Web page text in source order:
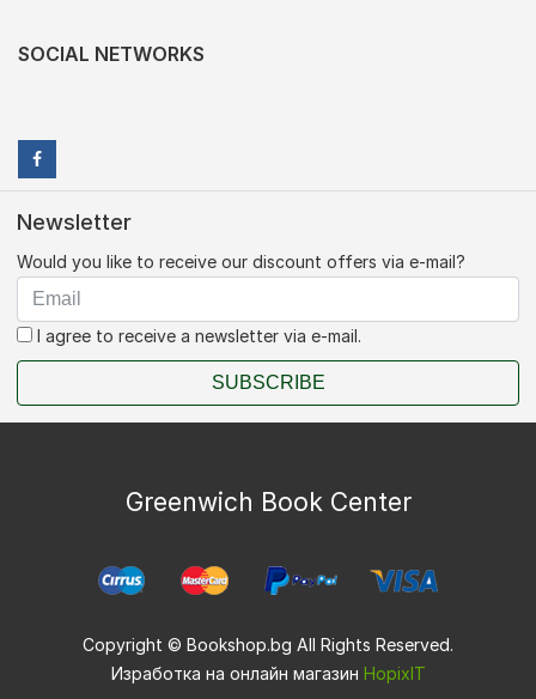
SOCIAL NETWORKS
Newsletter
Would you like to receive our discount offers via e-mail?
I agree to receive a newsletter via e-mail.
SUBSCRIBE
Greenwich Book Center
Copyright © Bookshop.bg All Rights Reserved.
Изработка на онлайн магазин HopixIT